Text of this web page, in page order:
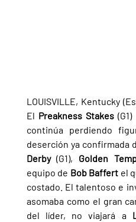
LOUISVILLE, Kentucky
El Preakness Stakes
continúa perdiendo
deserción ya confirmada
Derby (G1), Golden
equipo de Bob Baffert el
costado. El talentoso e
asomaba como el gran
del líder, no viajará a